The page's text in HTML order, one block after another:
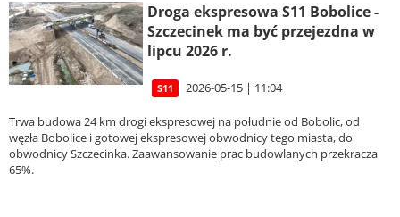
Droga ekspresowa S11 Bobolice -
Szczecinek ma być przejezdna w
lipcu 2026 r.
S11 2026-05-15 | 11:04
Trwa budowa 24 km drogi ekspresowej na południe od Bobolic, od
węzła Bobolice i gotowej ekspresowej obwodnicy tego miasta, do
obwodnicy Szczecinka. Zaawansowanie prac budowlanych przekracza
65%.